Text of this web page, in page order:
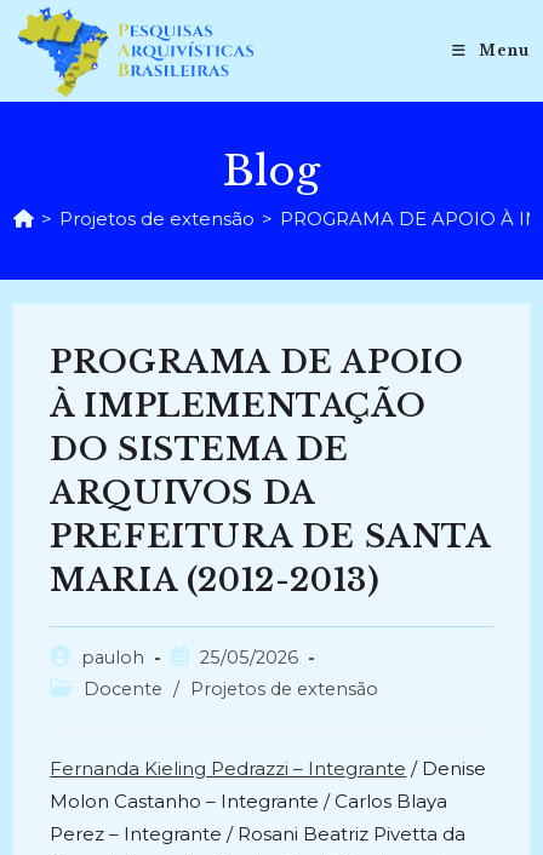
para
conteúdo
Menu
Blog
> Projetos de extensão > PROGRAMA DE APOIO À
PROGRAMA DE APOIO
À IMPLEMENTAÇÃO
DO SISTEMA DE
ARQUIVOS DA
PREFEITURA DE SANTA
MARIA (2012-2013)
Autor
do
pauloh
Post
publicado:
25/05/2026
Categoria
Docente / Projetos de extensão
Fernanda Kieling Pedrazzi – Integrante / Denise
Molon Castanho – Integrante / Carlos Blaya
Perez – Integrante / Rosani Beatriz Pivetta da